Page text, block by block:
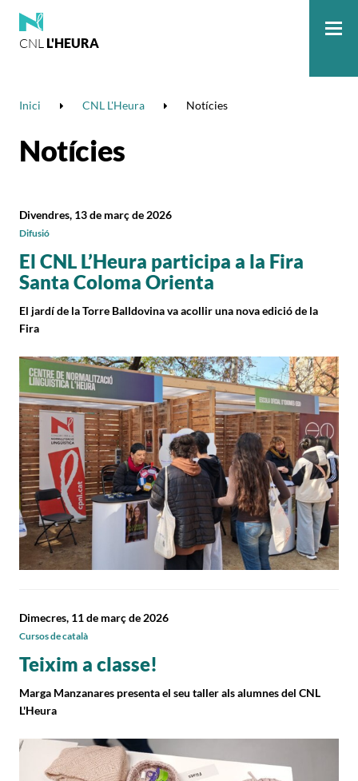
CNL L'HEURA
Inici CNL L'Heura Notícies
Notícies
El CNL L’Heura participa a la Fira
Santa Coloma Orienta
El jardí de la Torre Balldovina va acollir una nova edició de la
Fira
Divendres, 13 de març de 2026
Difusió
Teixim a classe!
Marga Manzanares presenta el seu taller als alumnes del CNL
L'Heura
Dimecres, 11 de març de 2026
Cursos de català